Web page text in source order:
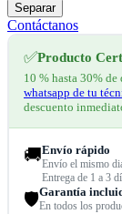
Separar
Contáctanos
✅Producto
10 % hasta 30%
whatsapp de tu
descuento
🚚Envío rápido
Envío el mismo
Entrega de 1 a 3
🛡️Garantía
En todos los